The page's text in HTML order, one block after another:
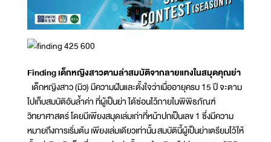
Finding เด็กหญิงสาวตามล่าสมบัติจากลายแทงในสมุดคุณย่า
เด็กหญิงสาว (มิว) มีความฝันและตั้งใจว่าเมื่ออายุครบ 15 ปี จะตาม
ไปเก็บสมบัติอันล้ำค่า ที่ผู้เป็นย่า ได้ซ่อนไว้ภายในพิพิธภัณฑ์
วิทยาศาสตร์ โดยมีเพียงสมุดเล่มเก่าที่หน้าปกเป็นเลข 1 ซึ่งมีความ
หมายถึงการเริ่มต้น เพียงเล่มเดียวเท่านั้น สมบัตินี้ผู้เป็นย่าเตรียมไว้ให้